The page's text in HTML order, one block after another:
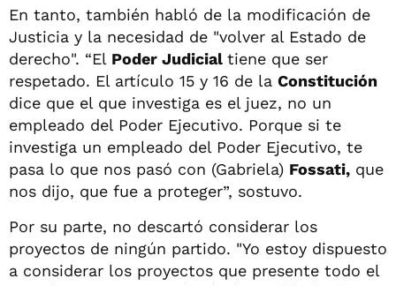
En tanto, también habló de la modificación de
Justicia y la necesidad de "volver al Estado de
derecho". “El Poder Judicial tiene que ser
respetado. El artículo 15 y 16 de la Constitución
dice que el que investiga es el juez, no un
empleado del Poder Ejecutivo. Porque si te
investiga un empleado del Poder Ejecutivo, te
pasa lo que nos pasó con (Gabriela) Fossati, que
nos dijo, que fue a proteger”, sostuvo.
Por su parte, no descartó considerar los
proyectos de ningún partido. "Yo estoy dispuesto
a considerar los proyectos que presente todo el